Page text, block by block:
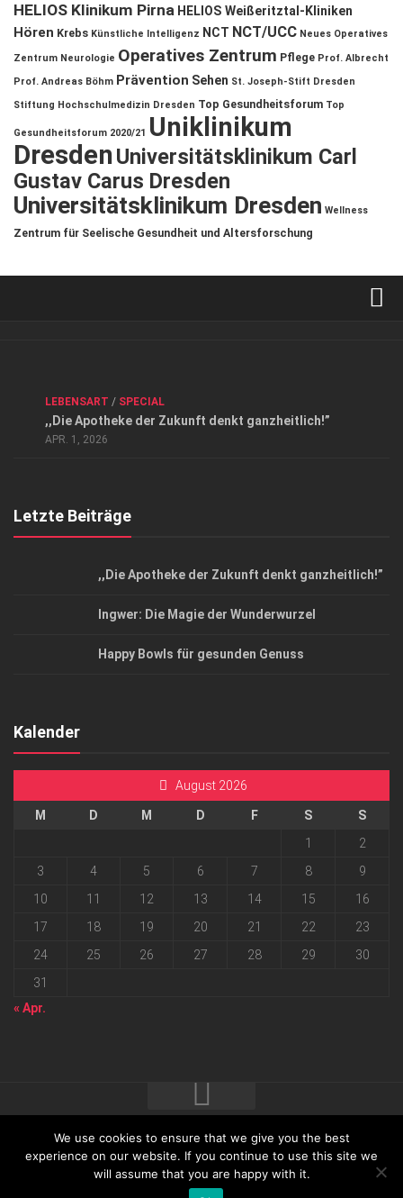
HELIOS Klinikum Pirna HELIOS Weißeritztal-Kliniken
Hören Krebs Künstliche Intelligenz NCT NCT/UCC Neues Operatives
Zentrum Neurologie Operatives Zentrum Pflege Prof. Albrecht
Prof. Andreas Böhm Prävention Sehen St. Joseph-Stift Dresden
Stiftung Hochschulmedizin Dresden Top Gesundheitsforum Top
Gesundheitsforum 2020/21 Uniklinikum
DresdenUniversitätsklinikum Carl
Gustav Carus Dresden
Universitätsklinikum Dresden Wellness
Zentrum für Seelische Gesundheit und Altersforschung
Datenschutzerklärung
Top Magazin Dresden / Ostsachsen
LEBENSART / SPECIAL
,,Die Apotheke der Zukunft denkt ganzheitlich!”
APR. 1, 2026
Letzte Beiträge
,,Die Apotheke der Zukunft denkt ganzheitlich!”
Ingwer: Die Magie der Wunderwurzel
Happy Bowls für gesunden Genuss
Kalender
August 2026
M D M D F S
S
1
2
3
4 5 6 7 8
9
10
11 12 13 14 15
16
17
18 19 20 21 22
23
24
25 26 27 28 29
30
31
« Apr.
2026 progressmedia Verlag & Werbeagentur GmbH • Bautzner
Landstraße 62 • 01324 Dresden
We use cookies to ensure that we give you the best
experience on our website. If you continue to use this site we
will assume that you are happy with it.